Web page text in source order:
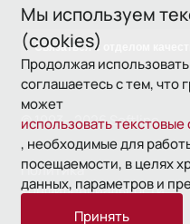
Мы используем
(cookies)
Продолжая
соглашаетесь с тем, что
может
использовать
, необходимые для
посещаемости, в целях
данных, параметров и
Принять
Связаться с отделом
© 1993—2026 Softline
Политика
конфиденциальности